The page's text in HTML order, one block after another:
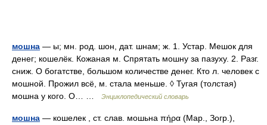
мошна — ы; мн. род. шон, дат. шнам; ж. 1. Устар. Мешок для
денег; кошелёк. Кожаная м. Спрятать мошну за пазуху. 2. Разг.
сниж. О богатстве, большом количестве денег. Кто л. человек с
мошной. Прожил всё, м. стала меньше. ◊ Тугая (толстая)
мошна у кого. О… …
Энциклопедический словарь
мошна — кошелек , ст. слав. мошьна πήρα (Мар., Зогр.),